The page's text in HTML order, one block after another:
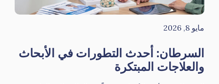
مايو 8, 2026
السرطان: أحدث التطورات في الأبحاث
والعلاجات المبتكرة